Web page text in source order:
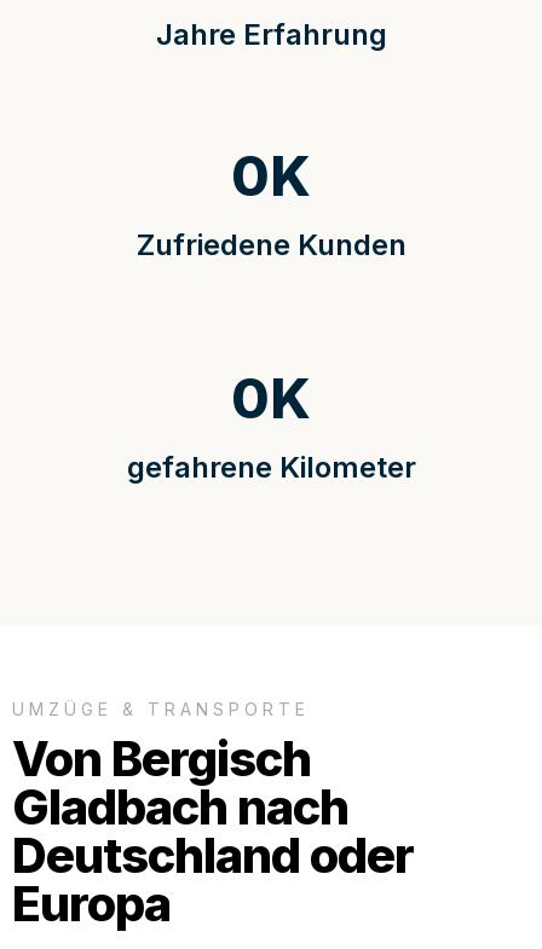
Jahre Erfahrung
Zufriedene Kunden
0K
gefahrene Kilometer
0K
UMZÜGE & TRANSPORTE
Von Bergisch
Gladbach nach
Deutschland oder
Europa